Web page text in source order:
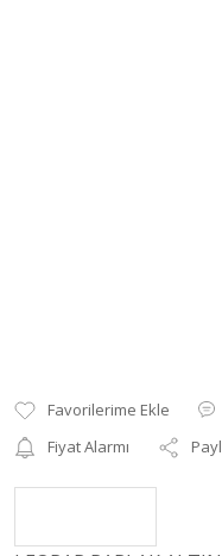
Fiyat Alarmı